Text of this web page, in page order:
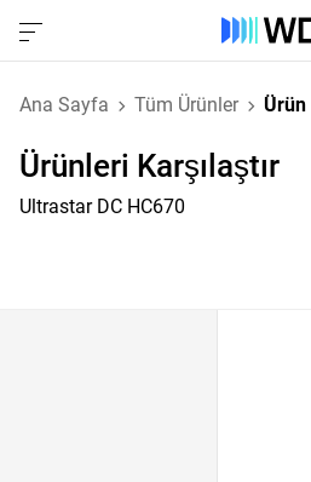
Ana Sayfa Tüm Ürünler Ürün
Ürünleri Karşılaştır
Ultrastar DC HC670